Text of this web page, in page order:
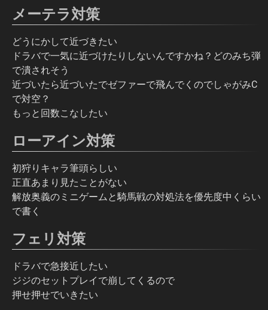
メーテラ対策
どうにかして近づきたい
ドラバで一気に近づけたりしないんですかね？どのみち弾
で潰されそう
近づいたら近づいたでゼファーで飛んでくのでしゃがみC
で対空？
もっと回数こなしたい
ローアイン対策
初狩りキャラ筆頭らしい
正直あまり見たことがない
解放奥義のミニゲームと騎馬戦の対処法を優先度中くらい
で書く
フェリ対策
ドラバで急接近したい
ジジのセットプレイで崩してくるので
押せ押せでいきたい